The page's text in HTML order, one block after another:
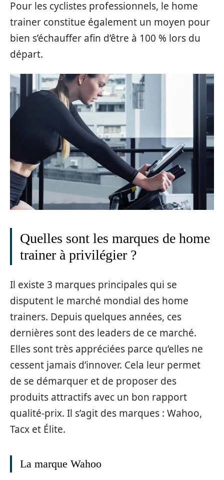
Pour les cyclistes professionnels, le home
trainer constitue également un moyen pour
bien s’échauffer afin d’être à 100 % lors du
départ.
Quelles sont les marques de home
trainer à privilégier ?
Il existe 3 marques principales qui se
disputent le marché mondial des home
trainers. Depuis quelques années, ces
dernières sont des leaders de ce marché.
Elles sont très appréciées parce qu’elles ne
cessent jamais d’innover. Cela leur permet
de se démarquer et de proposer des
produits attractifs avec un bon rapport
qualité-prix. Il s’agit des marques : Wahoo,
Tacx et Élite.
La marque Wahoo